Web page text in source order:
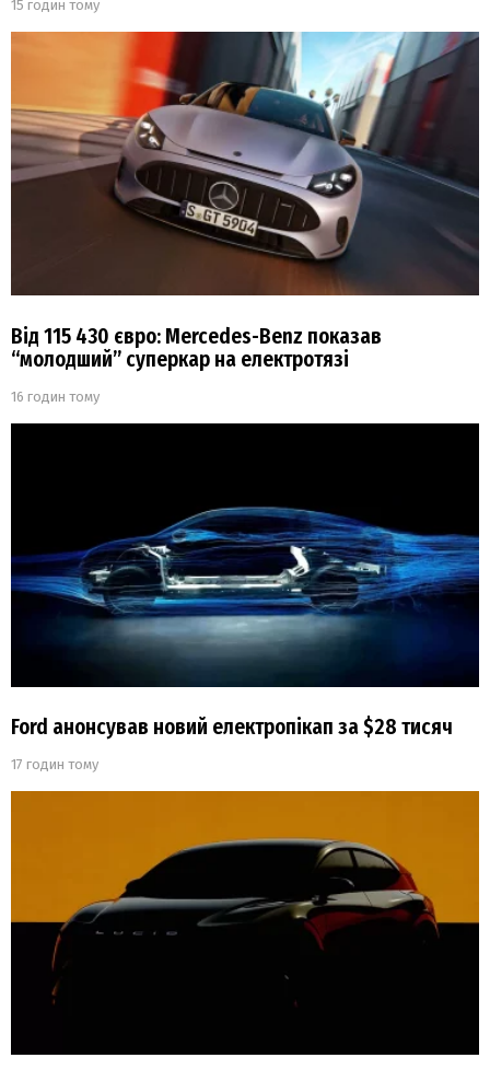
15 годин тому
Від 115 430 євро: Mercedes-Benz показав
“молодший” суперкар на електротязі
16 годин тому
Ford анонсував новий електропікап за $28 тисяч
17 годин тому